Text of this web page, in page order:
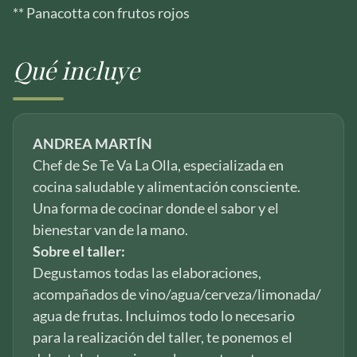
** Panacotta con frutos rojos
Qué incluye
ANDREA MARTÍN
Chef de Se Te Va La Olla, especializada en
cocina saludable y alimentación consciente.
Una forma de cocinar donde el sabor y el
bienestar van de la mano.
Sobre el taller:
Degustamos todas las elaboraciones,
acompañados de vino/agua/cerveza/limonada/
agua de frutas. Incluimos todo lo necesario
para la realización del taller, te ponemos el